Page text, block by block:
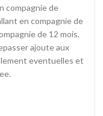
compagnie de
en compagnie de
de 12 mois.
ajoute aux
eventuelles et